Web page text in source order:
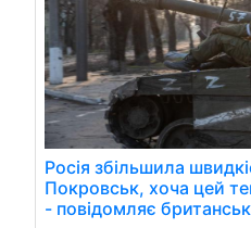
Росія збільшила
Покровськ, хоча цей
- повідомляє